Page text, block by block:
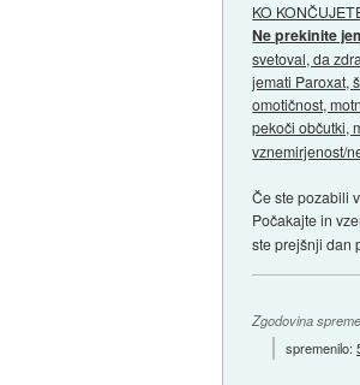
KO
Ne prekinite
svetoval, da
jemati Paroxat,
omotičnost,
pekoči občutki,
vznemirjenost/
Če ste pozabili
Počakajte in
ste prejšnji dan
Zgodovina
spremenilo: